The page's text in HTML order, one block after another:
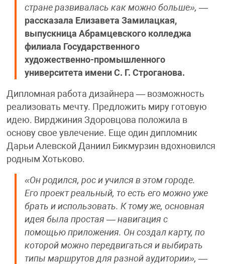
стране развивалась как можно больше», —
рассказала Елизавета Замилацкая,
выпускница Абрамцевского колледжа
филиала Государственного
художественно-промышленного
университета имени С. Г. Строганова.
Дипломная работа дизайнера — возможность
реализовать мечту. Предложить миру готовую
идею. Вирджиния Здоровцова положила в
основу свое увлечение. Еще один дипломник
Дарьи Алевской Даниил Бикмурзин вдохновился
родным Хотьково.
«Он родился, рос и учился в этом городе.
Его проект реальный, то есть его можно уже
брать и использовать. К тому же, основная
идея была простая — навигация с
помощью приложения. Он создал карту, по
которой можно передвигаться и выбирать
типы маршрутов для разной аудитории», —